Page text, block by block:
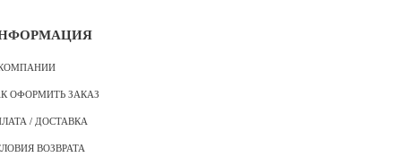
ОФОРМИТЬ ЗАКАЗ
/ ДОСТАВКА
ВОЗВРАТА